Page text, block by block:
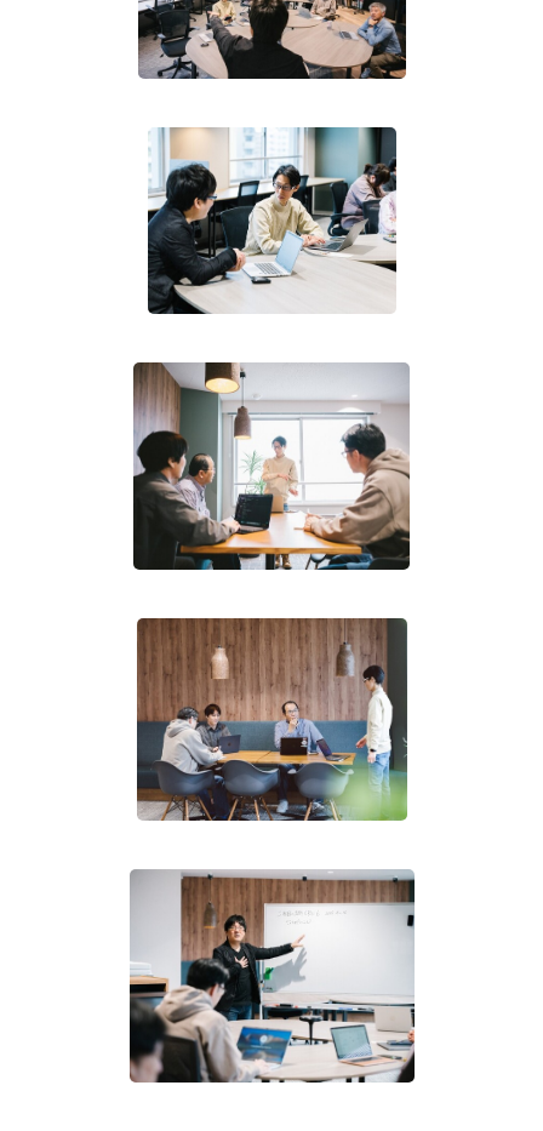
★キックオフミーティング日時：2026年6月24日（水）
21:00-22:00（オンライン）
NPO法人せいぼは、アフリカのマラウイで学校給食支援
をしている団体です。
アフリカのマラウイは、日本とは違い、人口の半分が18歳
未満、農業従事率が約8割の国です。持続的な教育に繋が
る食を、日本の次世代の学生と経済をリードする企業様と
ともに、未来の世界のために活動しています。
実施、企業へのマラウイ支援の意義のアピールをすること
で、アフリカを身近に感じて頂き、具体的な成果を作って
いける活動ができれば幸いです！
👉マラウイの取り組みに関わり、具体的な形で支援を広
👉コーヒー販売や学生・企業との連携に向き合う活動を
★キックオフミーティング日時：2026年6月23日（火）
20:00-22:00（オンライン）